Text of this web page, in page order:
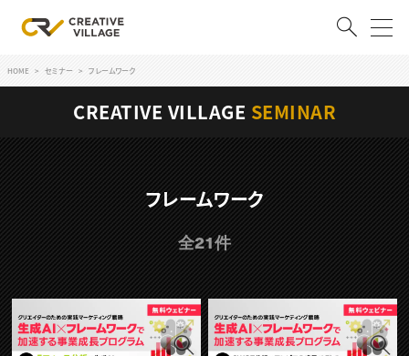
ACCOUNT
ログイン 会員登録
RECRUIT
クリエイター求人を探す
CREATIVE JOB求人検索
特集求人
採用説明会
転職支援サービス
CONTENTS
スキルアップしたい！
HOME セミナー フレームワーク
CREATIVE VILLAGE SEMINAR
フレームワーク
全21件